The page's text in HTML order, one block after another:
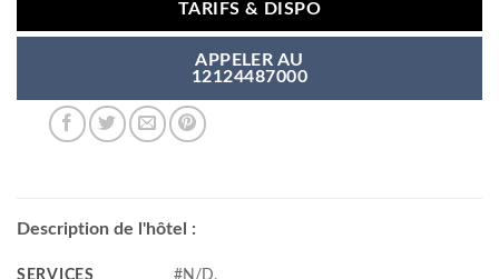
TARIFS & DISPO
APPELER AU
12124487000
Description de l'hôtel :
SERVICES #N/D,